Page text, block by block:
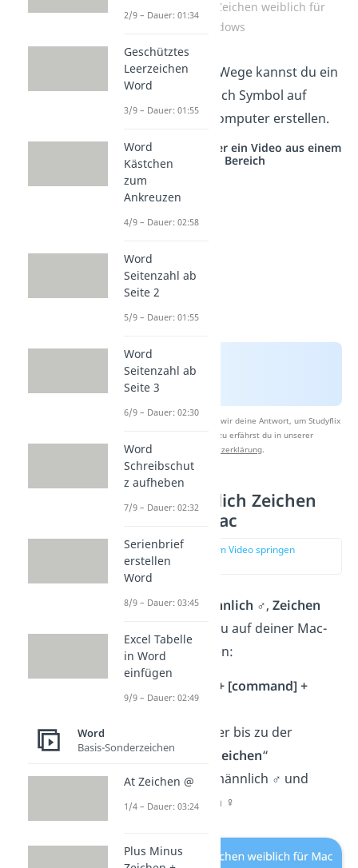
Zeichen männlich Zeichen weiblich für
Windows
Mithilfe der beiden Wege kannst du ein
männlich und weiblich Symbol auf
deinem Windows-Computer erstellen.
Studyflix vernetzt: Hier ein Video aus einem
anderen Bereich
Nach Beantwortung speichern wir deine Antwort, um Studyflix
zu verbessern. Mehr dazu erfährst du in unserer
Datenschutzerklärung.
Zeichen männlich Zeichen
weiblich für Mac
zur Stelle im Video springen
Für ein Zeichen männlich ♂︎, Zeichen
kannst du auf deiner Mac-
Tastatur so vorgehen:
[control] + [command] +
Scrolle im Fenster bis zu der
Kategorie „
Bildzeichen“
Suche Zeichen männlich ♂︎ und
Zeichen weiblich ♀︎
2/9 – Dauer: 01:34
Geschütztes
Leerzeichen
Word
3/9 – Dauer: 01:55
Word
Kästchen
zum
Ankreuzen
4/9 – Dauer: 02:58
Word
Seitenzahl ab
Seite 2
5/9 – Dauer: 01:55
Word
Seitenzahl ab
Seite 3
6/9 – Dauer: 02:30
Word
Schreibschut
z aufheben
7/9 – Dauer: 02:32
Serienbrief
erstellen
Word
8/9 – Dauer: 03:45
Excel Tabelle
in Word
einfügen
9/9 – Dauer: 02:49
Word
Basis-Sonderzeichen
At Zeichen @
1/4 – Dauer: 03:24
Plus Minus